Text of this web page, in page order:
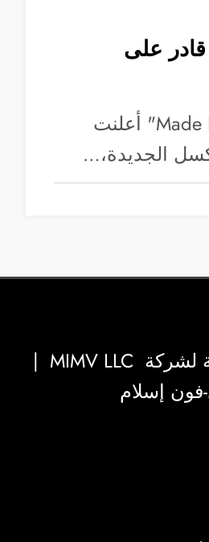
4 الجديد قادر على
يوم أمس وخلال مؤتمرها "Made By Google" أعلنت
الجديدة،…
MIMV LLC
|
فون إسلام